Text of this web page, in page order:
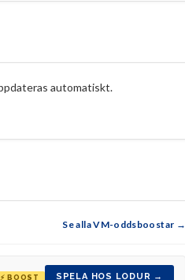
automatiskt.
Se alla VM-oddsboostar →
⚡ BOOST SPELA HOS LODUR →